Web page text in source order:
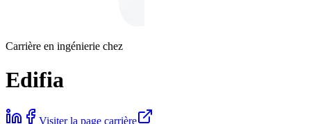
Carrière en ingénierie chez
Edifia
Visiter la page carrière